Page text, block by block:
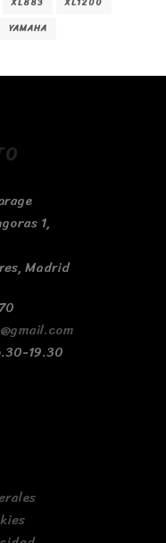
YAMAHA
1,
Madrid
19.30